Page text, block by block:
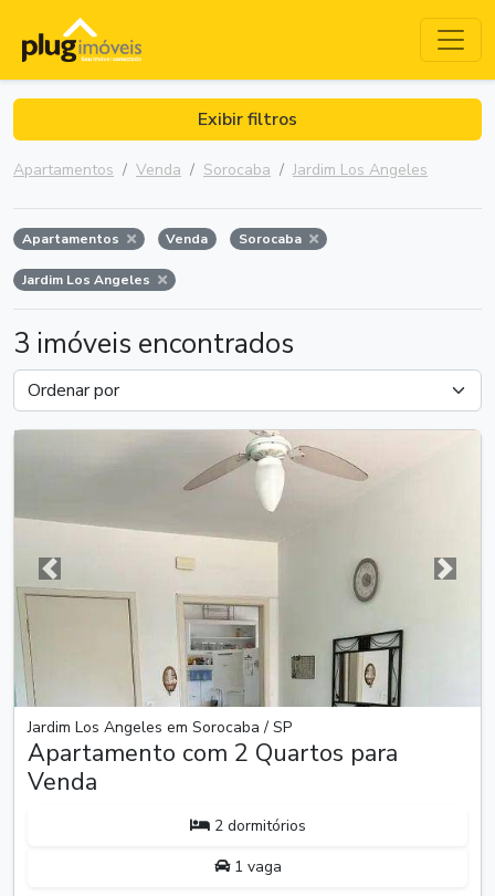
Exibir filtros
Apartamentos Venda Sorocaba Jardim Los Angeles
Apartamentos Venda Sorocaba
Jardim Los Angeles
3 imóveis encontrados
Anterior
Jardim Los Angeles em Sorocaba / SP
Apartamento com 2 Quartos para
Venda
2 dormitórios
1 vaga